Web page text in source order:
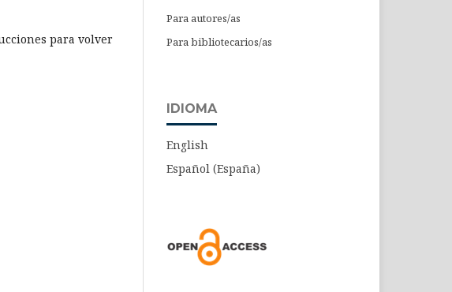
para volver
Para autores/as
Para bibliotecarios/as
IDIOMA
English
Español (España)